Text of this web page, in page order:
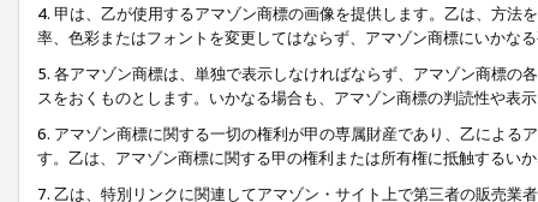
4. 甲は、乙が使用するアマゾン商標の画像を提供します。乙は、方
率、色彩またはフォントを変更してはならず、アマゾン商標にいかな
5. 各アマゾン商標は、単独で表示しなければならず、アマゾン商標
スをおくものとします。いかなる場合も、アマゾン商標の判読性や表
6. アマゾン商標に関する一切の権利が甲の専属財産であり、乙による
す。乙は、アマゾン商標に関する甲の権利または所有権に抵触するい
7. 乙は、特別リンクに関連してアマゾン・サイト上で第三者の販売